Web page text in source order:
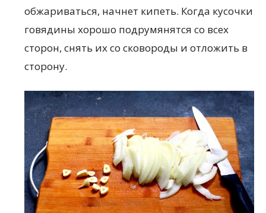
обжариваться, начнет кипеть. Когда кусочки
говядины хорошо подрумянятся со всех
сторон, снять их со сковороды и отложить в
сторону.